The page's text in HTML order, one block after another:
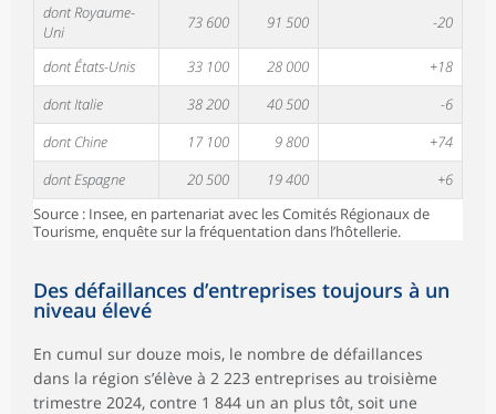
dont Royaume-
Uni
73 600 91 500 -20
dont États-Unis 33 100 28 000
+18
dont Italie
38 200 40 500
-6
dont Chine
17 100 9 800
+74
dont Espagne
20 500 19 400
+6
Source : Insee, en partenariat avec les Comités Régionaux de
Tourisme, enquête sur la fréquentation dans l’hôtellerie.
Des défaillances d’entreprises toujours à un
niveau élevé
En cumul sur douze mois, le nombre de défaillances
dans la région s’élève à 2 223 entreprises au troisième
trimestre 2024, contre 1 844 un an plus tôt, soit une